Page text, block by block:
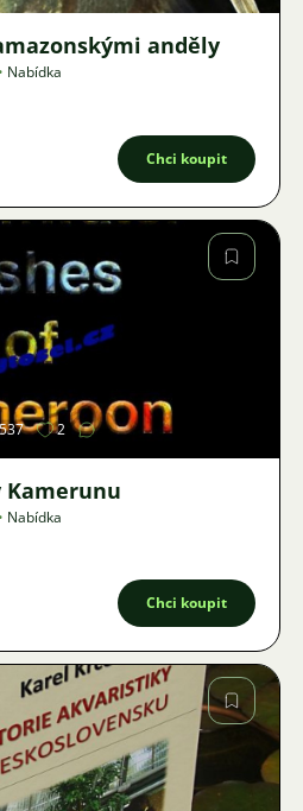
anděly
• Nabídka
Chci koupit
Obrázek
537 2
Kamerunu
• Nabídka
Chci koupit
Obrázek